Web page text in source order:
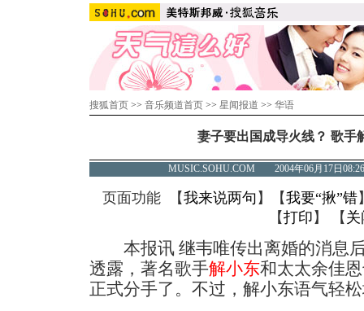
搜狐首页 >> 音乐频道首页 >> 星闻报道 >> 华语
妻子要出国成导火线？ 歌手
MUSIC.SOHU.COM 2004年06月17日
页面功能 【我来说两句 】【我要“揪”错
【打印 】 【 关
本报讯 继韦唯传出离婚的消息后
透露，著名歌手解小东和太太余佳
正式分手了。不过，解小东语气轻